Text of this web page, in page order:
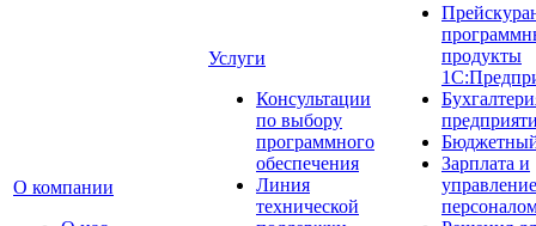
О компании
Услуги
Консультации
по выбору
программного
обеспечения
Линия
технической
продукты
Зарплата и
управление